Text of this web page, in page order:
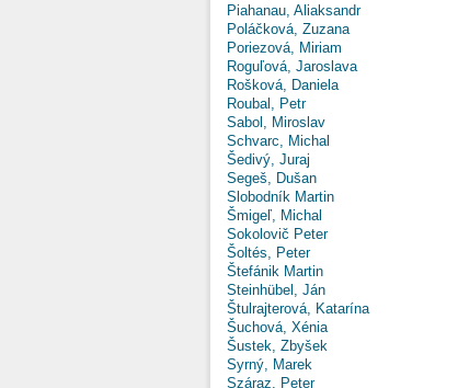
Piahanau, Aliaksandr
Poláčková, Zuzana
Poriezová, Miriam
Roguľová, Jaroslava
Rošková, Daniela
Roubal, Petr
Sabol, Miroslav
Schvarc, Michal
Šedivý, Juraj
Segeš, Dušan
Slobodník Martin
Šmigeľ, Michal
Sokolovič Peter
Šoltés, Peter
Štefánik Martin
Steinhübel, Ján
Štulrajterová, Katarína
Šuchová, Xénia
Šustek, Zbyšek
Syrný, Marek
Száraz, Peter